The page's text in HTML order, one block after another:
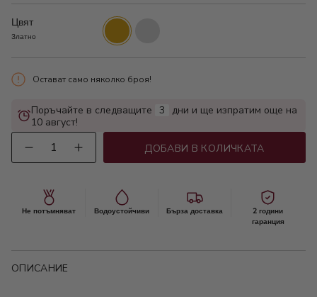
Цвят
Златно
Златно
Остават само няколко броя!
Поръчайте в следващите 3
дни и ще изпратим още на
10 август!
ДОБАВИ В КОЛИЧКАТА
Не потъмняват Водоустойчиви Бърза доставка
2 години
гаранция
ОПИСАНИЕ